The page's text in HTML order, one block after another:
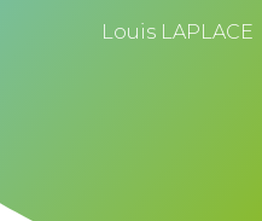
Louis LAPLACE